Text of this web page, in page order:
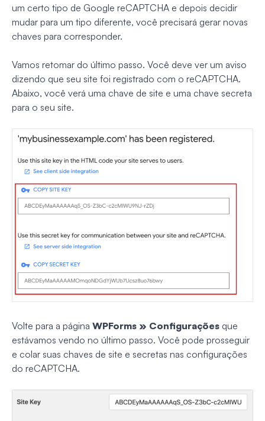
um certo tipo de Google reCAPTCHA e depois decidir
mudar para um tipo diferente, você precisará gerar novas
chaves para corresponder.
Vamos retomar do último passo. Você deve ver um aviso
dizendo que seu site foi registrado com o reCAPTCHA.
Abaixo, você verá uma chave de site e uma chave secreta
para o seu site.
Volte para a página WPForms » Configurações que
estávamos vendo no último passo. Você pode prosseguir
e colar suas chaves de site e secretas nas configurações
do reCAPTCHA.